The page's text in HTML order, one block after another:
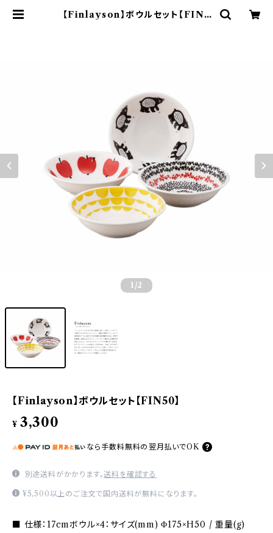
【Finlayson】ボウルセット【FIN5
1 /2
【Finlayson】ボウルセット【FIN50】
¥ 3,300
なら 手数料無料の 翌月払いでOK
別途送料がかかります。送料を確認する
¥5,500以上のご注文で国内送料が無料になります。
■ 仕様：17cmボウル×4：サイズ(mm) Φ175×H50 / 重量(g)